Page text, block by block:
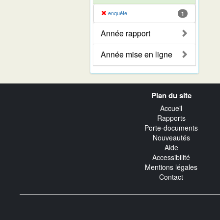
enquête 1
Année rapport
Année mise en ligne
Plan du site
Accueil
Rapports
Porte-documents
Nouveautés
Aide
Accessibilité
Mentions légales
Contact